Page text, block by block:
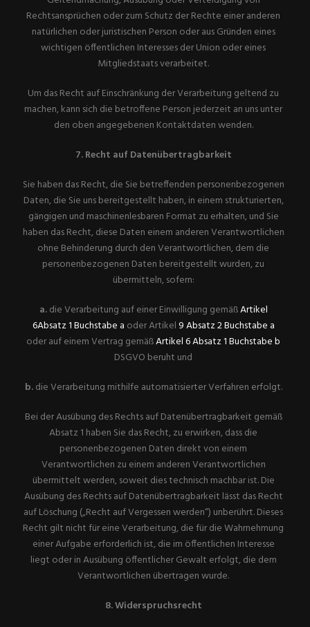
Rechtsansprüchen oder zum Schutz der Rechte einer anderen
natürlichen oder juristischen Person oder aus Gründen eines
wichtigen öffentlichen Interesses der Union oder eines
Mitgliedstaats verarbeitet.
Um das Recht auf Einschränkung der Verarbeitung geltend zu
machen, kann sich die betroffene Person jederzeit an uns unter
den oben angegebenen Kontaktdaten wenden.
7. Recht auf Datenübertragbarkeit
Sie haben das Recht, die Sie betreffenden personenbezogenen
Daten, die Sie uns bereitgestellt haben, in einem strukturierten,
gängigen und maschinenlesbaren Format zu erhalten, und Sie
haben das Recht, diese Daten einem anderen Verantwortlichen
ohne Behinderung durch den Verantwortlichen, dem die
personenbezogenen Daten bereitgestellt wurden, zu
übermitteln, sofern:
a.die Verarbeitung auf einer Einwilligung gemäßArtikel
6Absatz 1 Buchstabe a oder Artikel 9 Absatz 2 Buchstabe a
oder auf einem Vertrag gemäßArtikel 6 Absatz 1 Buchstabe b
DSGVO beruht und
b.die Verarbeitung mithilfe automatisierter Verfahren erfolgt.
Bei der Ausübung des Rechts auf Datenübertragbarkeit gemäß
Absatz 1 haben Sie das Recht, zu erwirken, dass die
personenbezogenen Daten direkt von einem
Verantwortlichen zu einem anderen Verantwortlichen
übermittelt werden, soweit dies technisch machbar ist. Die
Ausübung des Rechts auf Datenübertragbarkeit lässt das Recht
auf Löschung („Recht auf Vergessen werden“) unberührt. Dieses
Recht gilt nicht für eine Verarbeitung, die für die Wahrnehmung
einer Aufgabe erforderlich ist, die im öffentlichen Interesse
liegt oder in Ausübung öffentlicher Gewalt erfolgt, die dem
Verantwortlichen übertragen wurde.
8. Widerspruchsrecht